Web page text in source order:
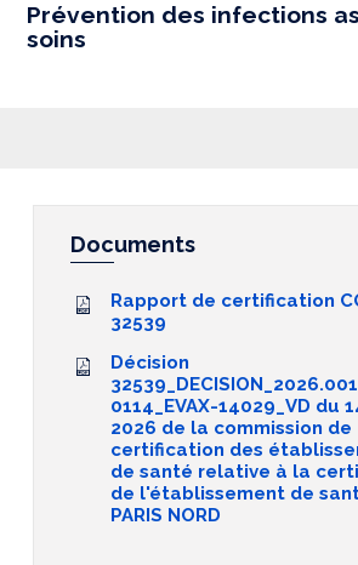
Prévention des infections
soins
Documents
Rapport de certification
32539
Décision
0114_EVAX-14029_VD du
2026 de la commission de
certification des
de santé relative à la
de l'établissement de
PARIS NORD